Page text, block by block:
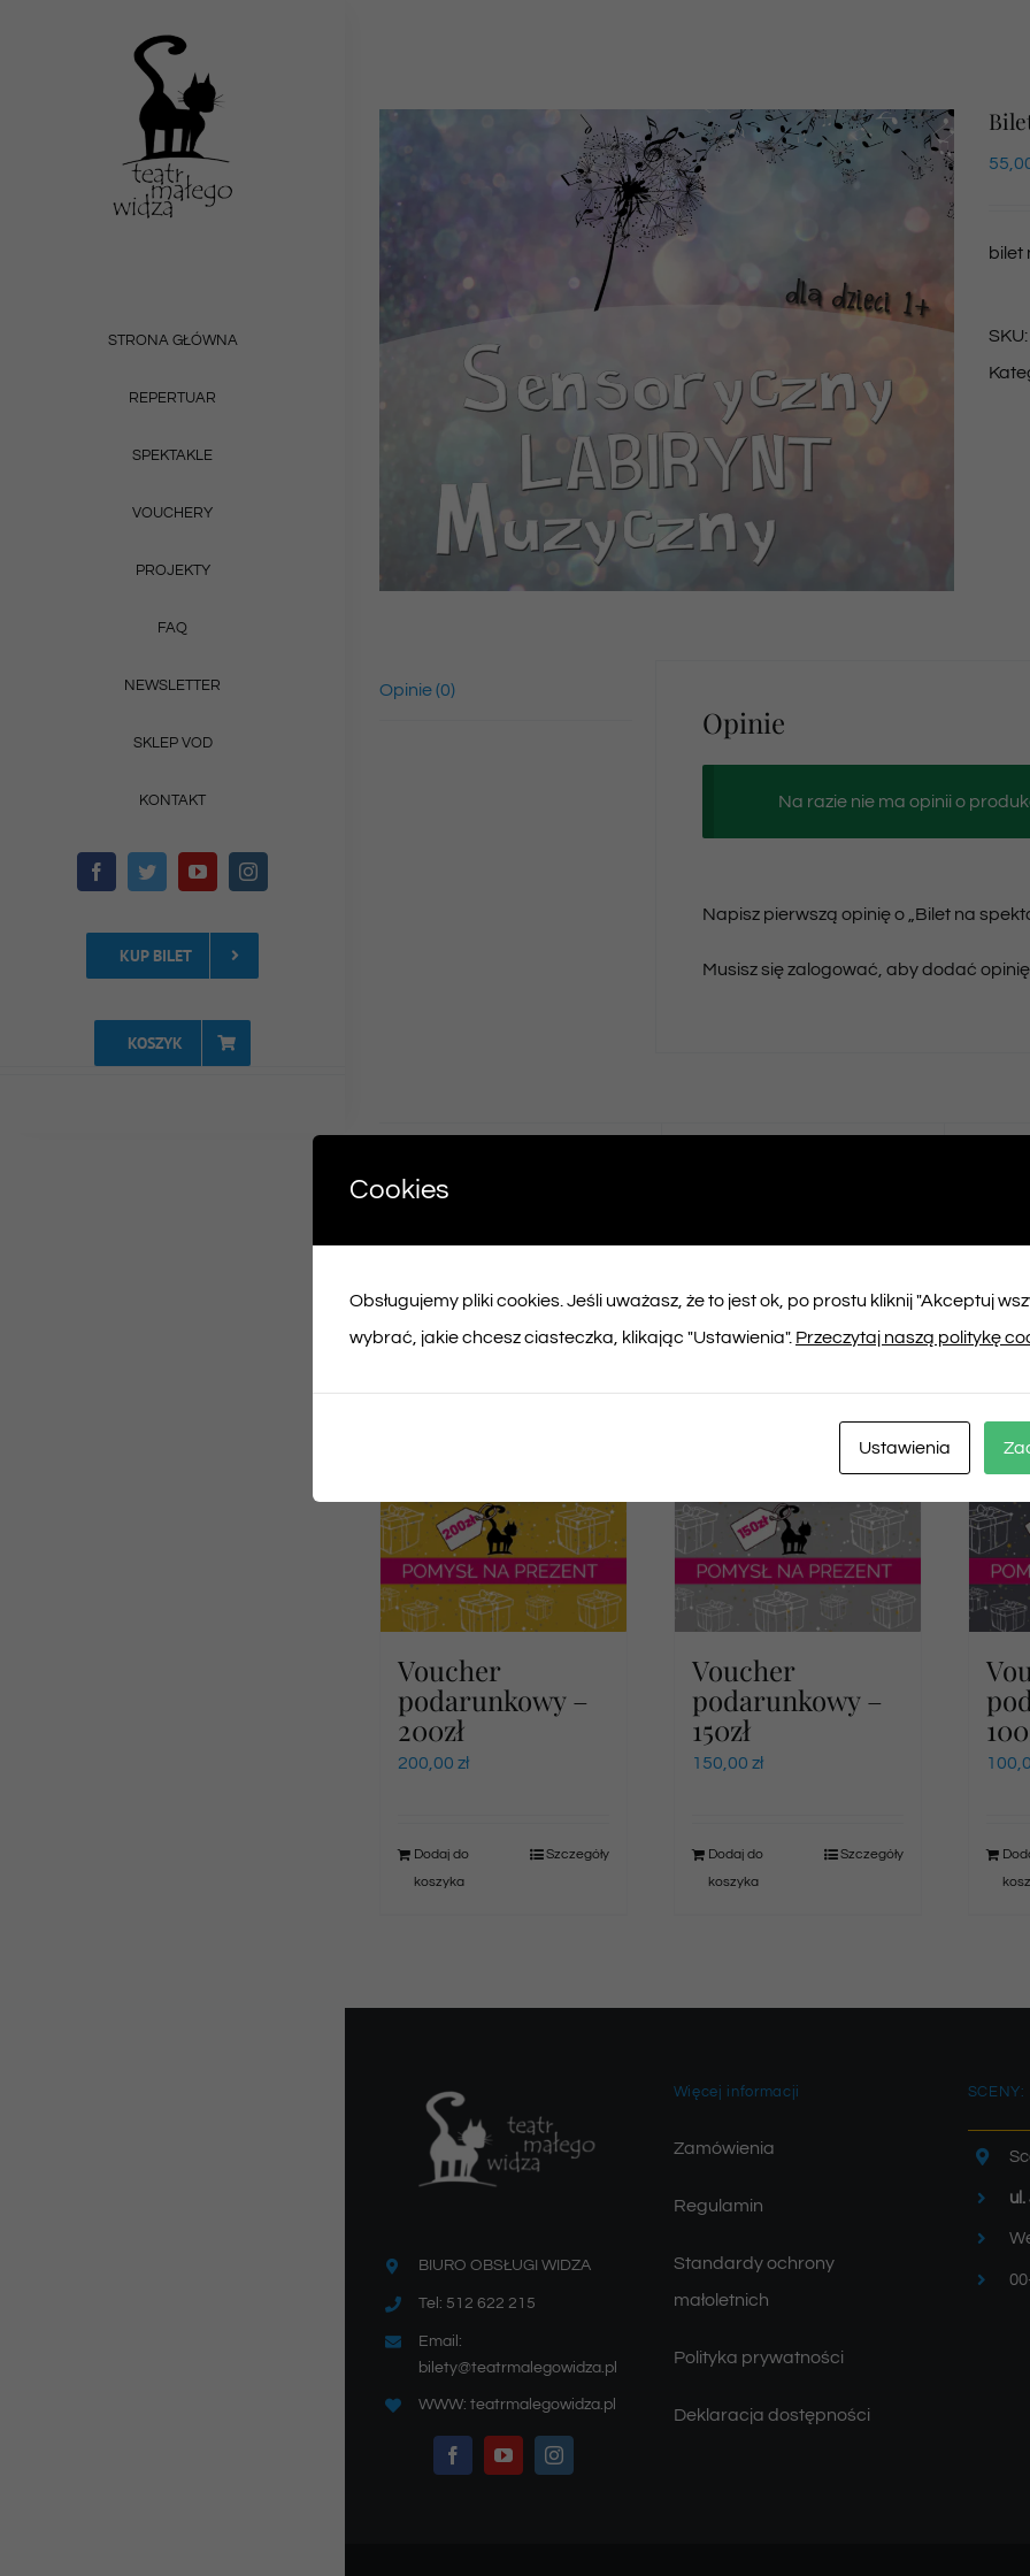
STRONA GŁÓWNA
REPERTUAR
SPEKTAKLE
VOUCHERY
PROJEKTY
FAQ
NEWSLETTER
SKLEP VOD
KONTAKT
KUP BILET
KOSZYK
bilet
SKU:
Opinie (0)
Opinie
Na razie nie ma opinii o
Napisz pierwszą opinię o „Bilet na
Musisz sięzalogować , aby dodać opinię.
Podobne produkty
Voucher
podarunkowy –
200zł
200,00 zł
Dodaj do
koszyka
Szczegóły
Voucher
podarunkowy –
150zł
150,00 zł
Dodaj do
koszyka
Szczegóły
BIURO OBSŁUGI WIDZA
Tel: 512 622 215
Email:
bilety@teatrmalegowidza.pl
WWW: teatrmalegowidza.pl
Więcej informacji
Zamówienia
Regulamin
Standardy ochrony
małoletnich
Polityka prywatności
Deklaracja dostępności
SCENY:
Cookies
Obsługujemy pliki cookies. Jeśli uważasz, że to jest ok, po prostu kliknij "Akceptuj
wybrać, jakie chcesz ciasteczka, klikając "Ustawienia". Przeczytaj naszą politykę
Ustawienia